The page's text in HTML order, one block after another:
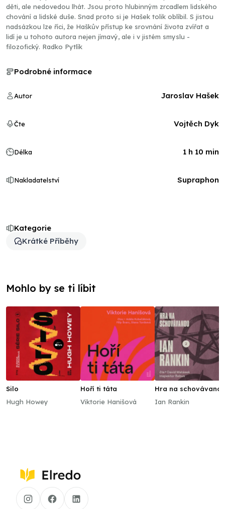
děti, ale nedovedou lhát. Jsou proto hlubinným zrcadlem lidského
chování a lidské duše. Snad proto si je Hašek tolik oblíbil. S jistou
nadsázkou lze říci, že Haškův přístup ke srovnání života zvířat a
lidí je u tohoto autora nejen jímavý, ale i v jistém smyslu -
filozofický. Radko Pytlík
Kategorie
Krátké Příběhy
Podrobné informace
Autor Jaroslav Hašek
Čte Vojtěch Dyk
Délka 1 h 10 min
Nakladatelství Supraphon
Mohlo by se ti líbit
Silo
Hugh Howey
Hoří ti táta
Viktorie Hanišová
Hra na schovávanou
Ian Rankin